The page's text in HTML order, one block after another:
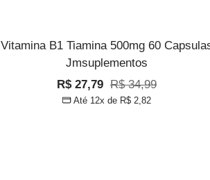
Vitamina B1 Tiamina 500mg 60
Jmsuplementos
Preço
promocional
R$ 27,79 Preço
normal
R$ 34,99
Até 12x de R$ 2,82